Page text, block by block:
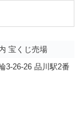
宝くじ売場
3-26-26 品川駅2番